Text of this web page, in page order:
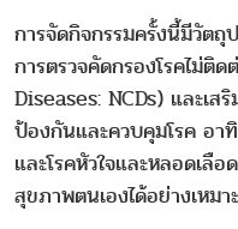
การจัดกิจกรรมครั้งนี้มีวัตถุ
การตรวจคัดกรองโรคไม่ติ
Diseases: NCDs) และเส
ป้องกันและควบคุมโรค อา
และโรคหัวใจและหลอดเลื
สุขภาพตนเองได้อย่างเหมา